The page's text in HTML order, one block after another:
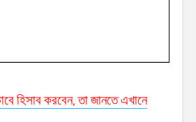
হিসাব করবেন, তা জানতে এখানে